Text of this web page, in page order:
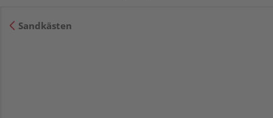
Sandkästen